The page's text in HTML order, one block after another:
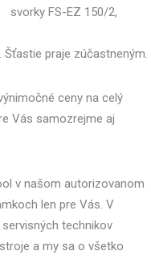
svorky FS-EZ 150/2,
praje zúčastneným.
ceny na celý
Vás samozrejme aj
v našom autorizovanom
len pre Vás. V
technikov
a my sa o všetko